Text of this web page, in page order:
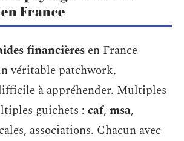
France
financières en France
véritable patchwork,
à appréhender. Multiples
guichets : caf, msa,
associations. Chacun avec